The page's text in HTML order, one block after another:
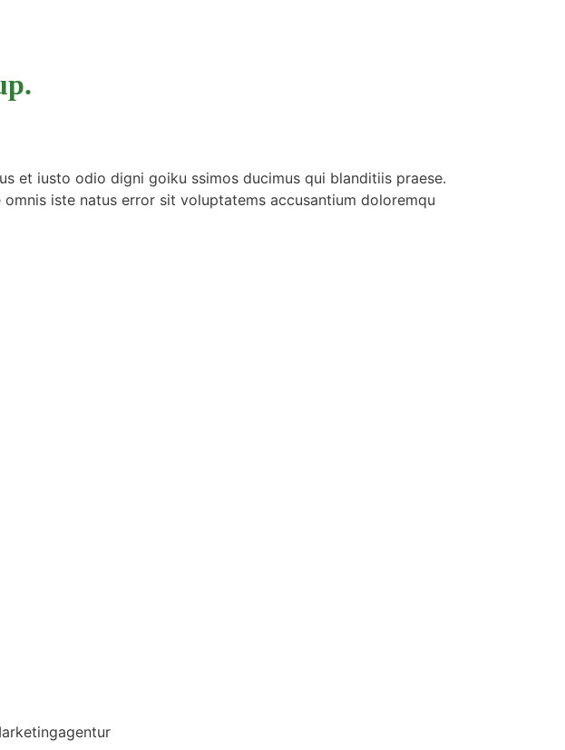
et iusto odio digni goiku ssimos ducimus qui blanditiis praese.
iste natus error sit voluptatems accusantium doloremqu